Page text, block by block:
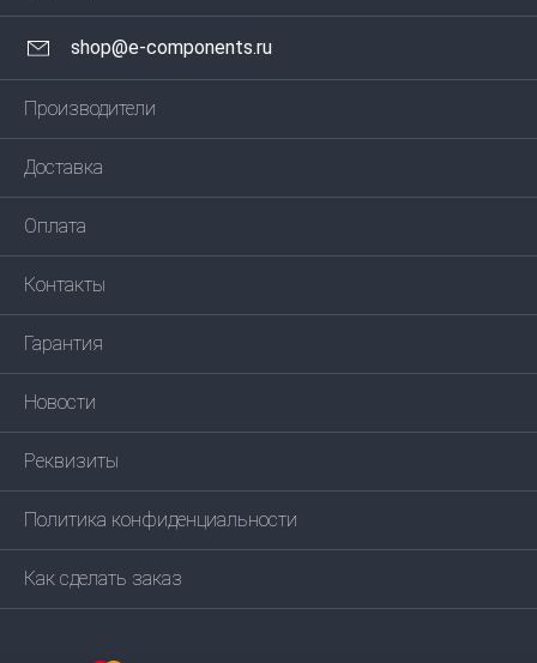
shop@e-components.ru
Производители
Доставка
Оплата
Контакты
Гарантия
Новости
Реквизиты
Политика конфиденциальности
Как сделать заказ